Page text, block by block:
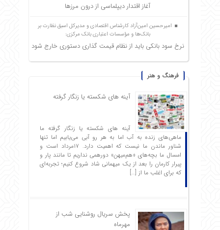
آغاز اقتدار دیپلماسی از درون مرزها
امیرحسین امین‌آزاد کارشناس اقتصادی و مدیرکل اسبق نظارت بر
بانک‌ها و مؤسسات اعتباری بانک مرکزی:
نرخ سود بانکی باید از نظام قیمت گذاری دستوری خارج شود
فرهنگ و هنر
آینه های شکسته یا زنگار گرفته
آینه های شکسته یا زنگار گرفته ما
ماهی‌های زنده به آب اما به هر رو آبی می‌یابیم اما تنها
شناور ماندن ما نیست که اهمیت دارد. ۱۷مرداد است و
امسال ما بچه‌های «هم‌میهن» دورهمی نداریم تا مانند پار و
پیرار کارمان را بعد از یک میهمانی شاد شروع ‌کنیم؛ تجربه‌ای
که برای اغلب ما از […]
پخش سریال روشنایی شب از
مهرماه